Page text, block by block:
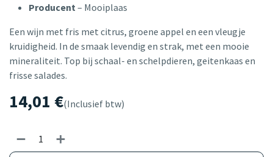
Producent– Mooiplaas
Een wijn met fris met citrus, groene appel en een vleugje
kruidigheid. In de smaak levendig en strak, met een mooie
mineraliteit. Top bij schaal- en schelpdieren, geitenkaas en
frisse salades.
14,01 €(Inclusief btw)